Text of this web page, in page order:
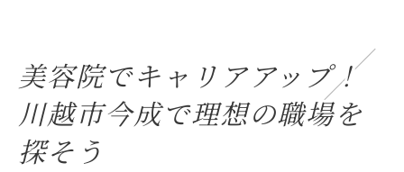
美容院でキャリアアップ！
川越市今成で理想の職場を
探そう